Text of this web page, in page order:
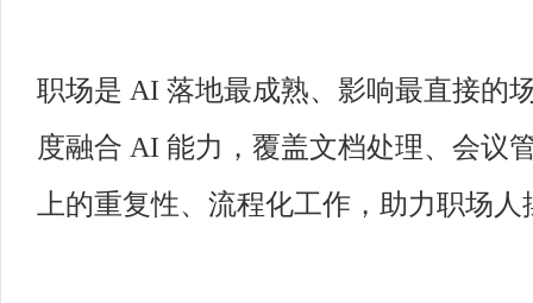
职场是 AI 落地最成熟、影响最直接的
度融合 AI 能力，覆盖文档处理、会议
上的重复性、流程化工作，助力职场